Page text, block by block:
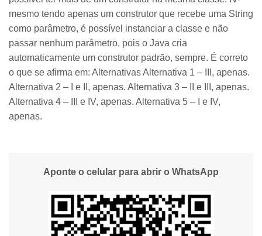
mesmo tendo apenas um construtor que recebe uma String
como parâmetro, é possível instanciar a classe e não
passar nenhum parâmetro, pois o Java cria
automaticamente um construtor padrão, sempre. É correto
o que se afirma em: Alternativas Alternativa 1 – III, apenas.
Alternativa 2 – I e II, apenas. Alternativa 3 – II e III, apenas.
Alternativa 4 – III e IV, apenas. Alternativa 5 – I e IV,
apenas.
Aponte o celular para abrir o WhatsApp